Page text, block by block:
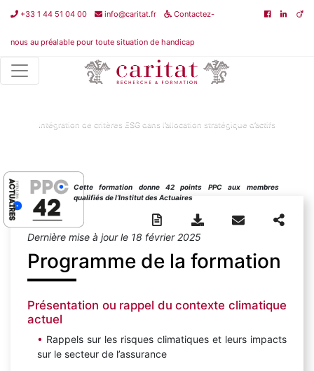
+33 1 44 51 04 00 info@caritat.fr Contactez-
nous au préalable pour toute situation de handicap
Non classé
Intégration de critères ESG dans l’allocation
Intégration de critères ESG dans l’allocation stratégique d’actifs
Cette formation donne 42 points PPC aux membres
qualifiés de l’Institut des Actuaires
Dernière mise à jour le 18 février 2025
Programme de la formation
Présentation ou rappel du contexte climatique
actuel
Rappels sur les risques climatiques et leurs impacts
sur le secteur de l’assurance